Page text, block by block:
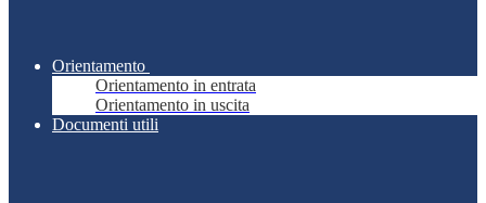
Orientamento
Orientamento in entrata
Orientamento in uscita
Documenti utili